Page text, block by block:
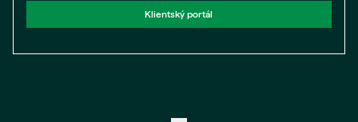
Klientský portál